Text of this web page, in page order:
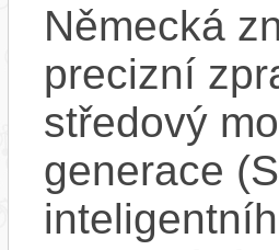
Německá
precizní
středový
generace